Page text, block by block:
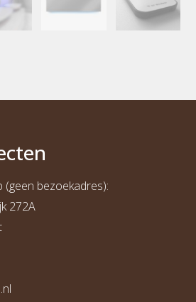
bezoekadres):
272A